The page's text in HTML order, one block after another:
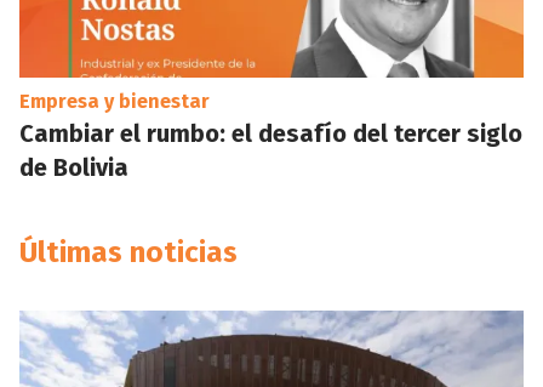
Empresa y bienestar
Cambiar el rumbo: el desafío del tercer siglo
de Bolivia
Últimas noticias